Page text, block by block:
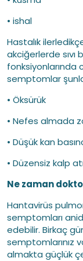
• ishal
Hastalık
akciğerlerde sıvı
fonksiyonlarında
semptomlar
• Öksürük
• Nefes almada
• Düşük kan
• Düzensiz kalp
Ne zaman
Hantavirüs
semptomları
edebilir. Birkaç
semptomlarınız
almakta güçlük